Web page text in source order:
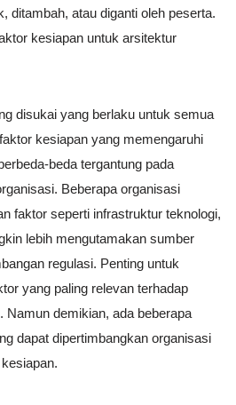
ditambah, atau diganti oleh peserta.
kesiapan untuk arsitektur
disukai yang berlaku untuk semua
kesiapan yang memengaruhi
beda tergantung pada
Beberapa organisasi
faktor seperti infrastruktur teknologi,
lebih mengutamakan sumber
regulasi. Penting untuk
yang paling relevan terhadap
Namun demikian, ada beberapa
dapat dipertimbangkan organisasi